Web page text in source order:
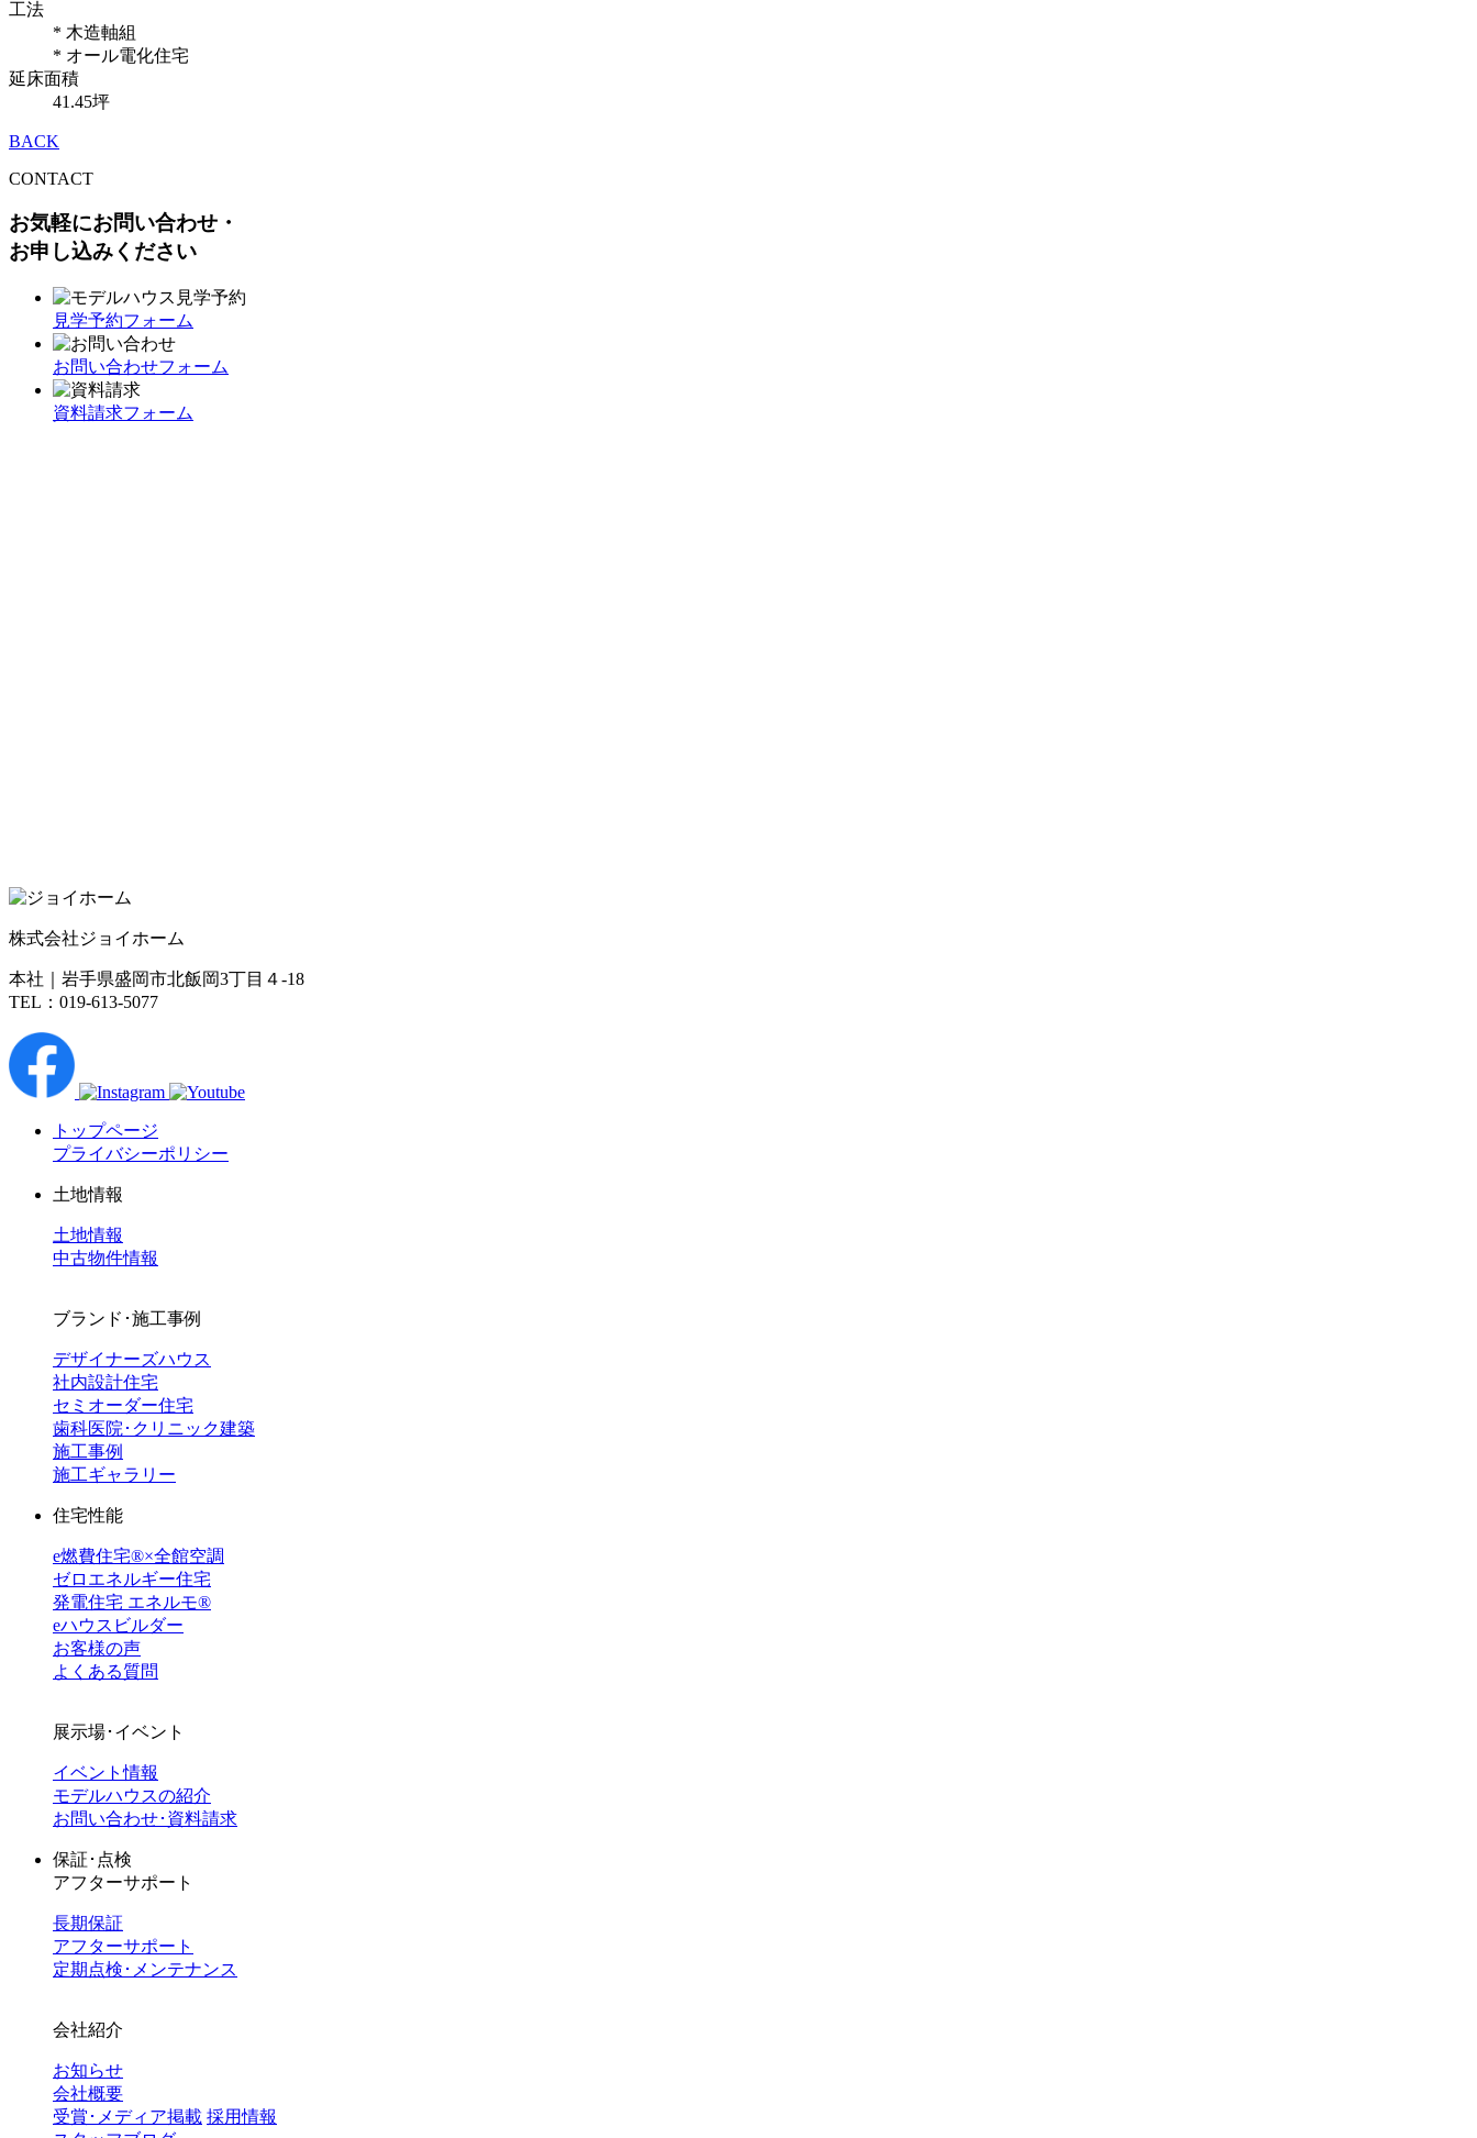
工法
* 木造軸組
* オール電化住宅
延床面積
41.45坪
BACK
CONTACT
お気軽にお問い合わせ・
お申し込みください
見学予約フォーム
お問い合わせフォーム
資料請求フォーム
株式会社ジョイホーム
本社｜岩手県盛岡市北飯岡3丁目４-18
TEL：019-613-5077
トップページ
プライバシーポリシー
土地情報
土地情報
中古物件情報
ブランド･施工事例
デザイナーズハウス
社内設計住宅
セミオーダー住宅
歯科医院･クリニック建築
施工事例
施工ギャラリー
住宅性能
e燃費住宅®︎×全館空調
ゼロエネルギー住宅
発電住宅 エネルモ®
eハウスビルダー
お客様の声
よくある質問
展示場･イベント
イベント情報
モデルハウスの紹介
お問い合わせ･資料請求
保証･点検
アフターサポート
長期保証
アフターサポート
定期点検･メンテナンス
会社紹介
お知らせ
会社概要
受賞･メディア掲載 採用情報